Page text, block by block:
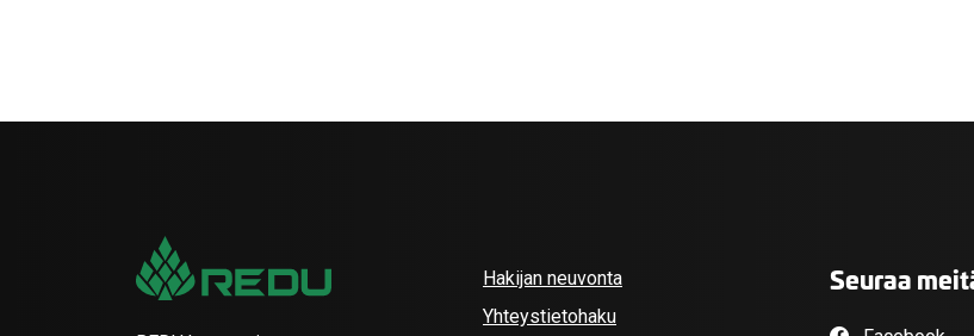
Hakijan neuvonta
Yhteystietohaku
Seuraa